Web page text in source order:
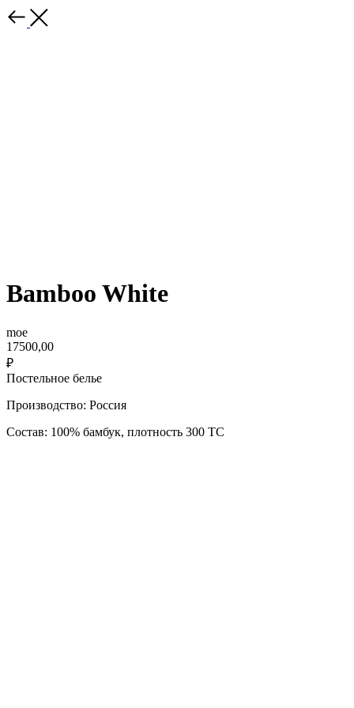
Bamboo White
moe
17500,00
₽
Постельное белье
Производство: Россия
Состав: 100% бамбук, плотность 300 ТС